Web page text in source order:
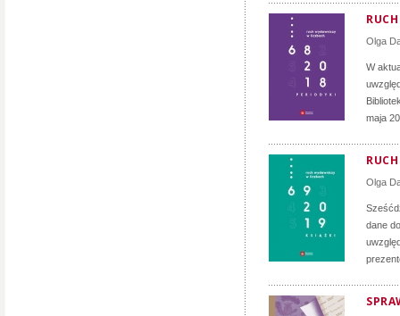
Olga
W
maja
Olga
dane